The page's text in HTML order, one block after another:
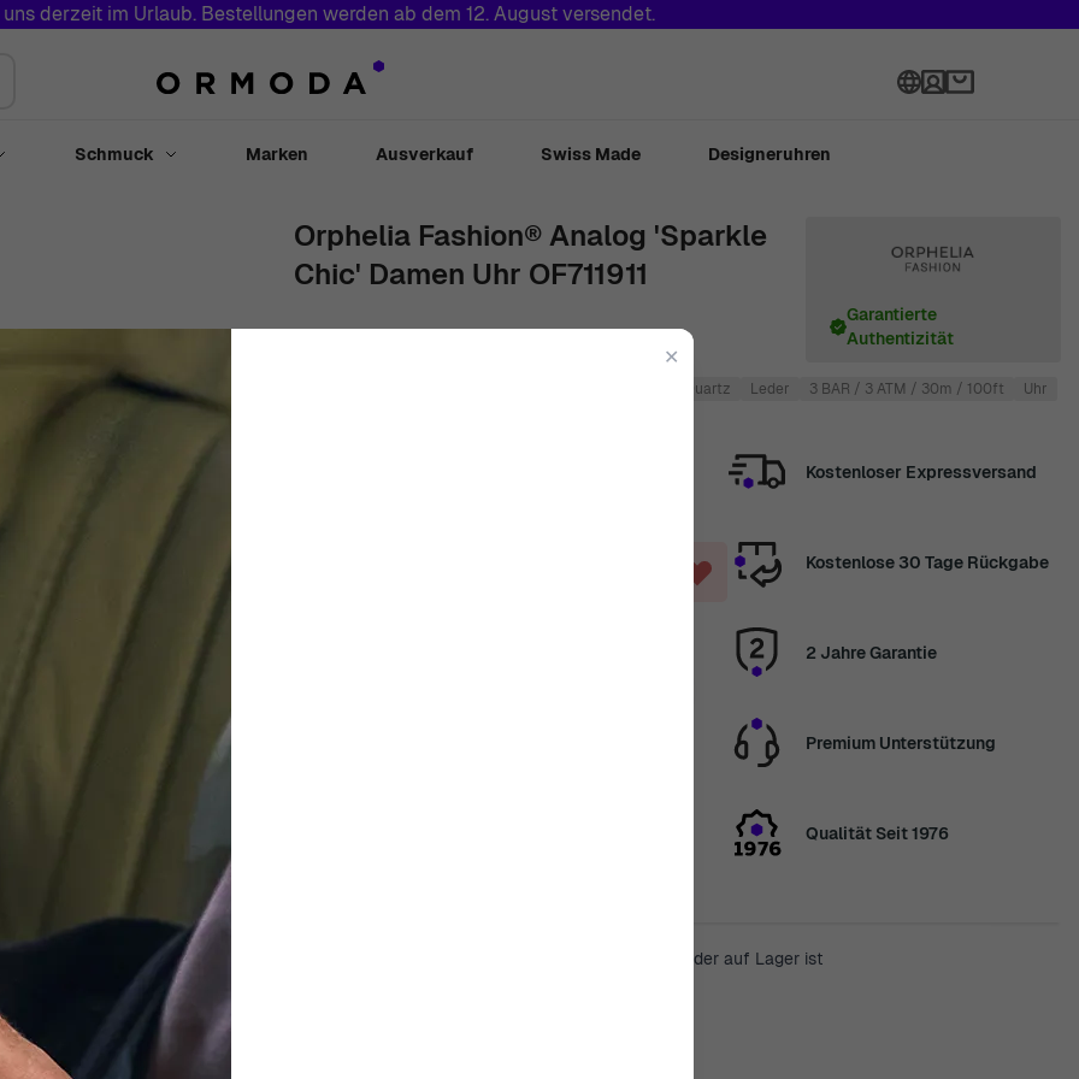
derzeit im Urlaub. Bestellungen werden ab dem 12. August versendet.
Sprache
Toggle submenu for Uhren
Schmuck Toggle submenu for Schmuck
Marken Ausverkauf Swiss Made Designeruhren
Orphelia Fashion® Analog 'Sparkle
Chic' Damen Uhr OF711911
Garantierte
Authentizität
Quartz Leder 3 BAR / 3 ATM / 30m / 100ft Uhr
Kostenloser Expressversand
Kostenlose 30 Tage Rückgabe
2 Jahre Garantie
Premium Unterstützung
Qualität Seit 1976
Benachrichtigen Sie mich, wenn das Produkt wieder auf Lager ist
✕